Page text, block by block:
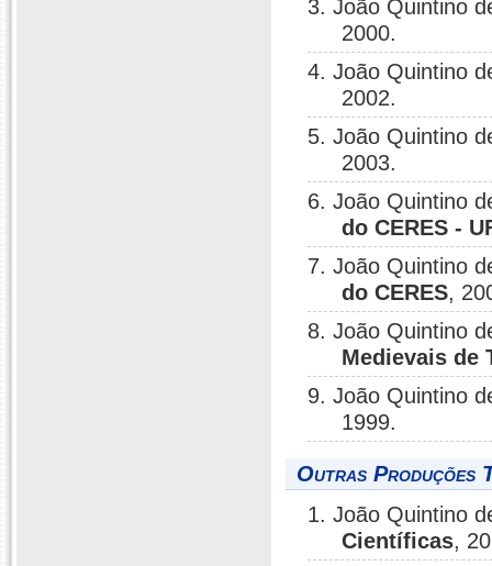
3. João Quintino
2000.
4. João Quintino
2002.
5. João Quintino
2003.
6. João Quintino
do CERES -
7. João Quintino
do CERES,
8. João Quintino
Medievais de
9. João Quintino
1999.
Outras Produções
1. João Quintino
Científicas,